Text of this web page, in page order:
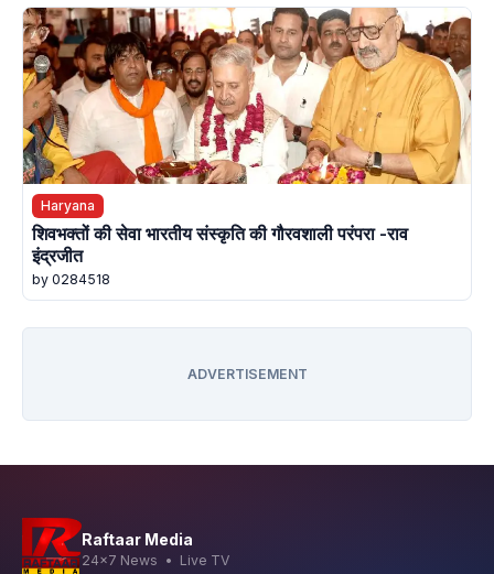
Haryana
शिवभक्तों की सेवा भारतीय संस्कृति की गौरवशाली परंपरा -राव
इंद्रजीत
by 0284518
ADVERTISEMENT
Raftaar Media
24x7 News • Live TV